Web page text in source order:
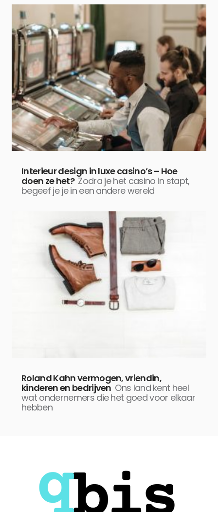
Interieur design in luxe casino’s – Hoe
doen ze het? Zodra je het casino in stapt,
begeef je je in een andere wereld
Roland Kahn vermogen, vriendin,
kinderen en bedrijven Ons land kent heel
wat ondernemers die het goed voor elkaar
hebben